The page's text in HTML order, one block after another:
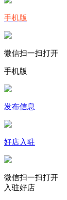
手机版
微信扫一扫打开
手机版
发布信息
好店入驻
微信扫一扫打开
入驻好店